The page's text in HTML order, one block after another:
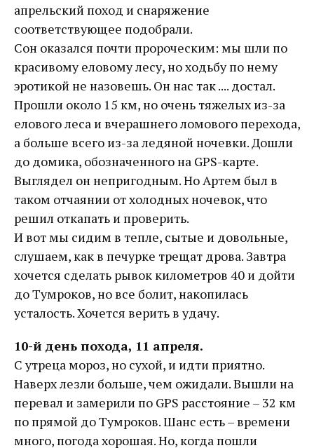
апрельский поход и снаряжение
соответствующее подобрали.
Сон оказался почти пророческим: мы шли по
красивому еловому лесу, но ходьбу по нему
эротикой не назовешь. Он нас так .... достал.
Прошли около 15 км, но очень тяжелых из-за
елового леса и вчерашнего ломового перехода,
а больше всего из-за ледяной ночевки. Дошли
до домика, обозначенного на GPS-карте.
Выглядел он непригодным. Но Артем был в
таком отчаянии от холодных ночевок, что
решил откапать и проверить.
И вот мы сидим в тепле, сытые и довольные,
слушаем, как в печурке трещат дрова. Завтра
хочется сделать рывок километров 40 и дойти
до Тумроков, но все болит, накопилась
усталость. Хочется верить в удачу.
10-й день похода, 11 апреля.
С утреца мороз, но сухой, и идти приятно.
Наверх лезли больше, чем ожидали. Вышли на
перевал и замерили по GPS расстояние – 32 км
по прямой до Тумроков. Шанс есть – времени
много, погода хорошая. Но, когда пошли